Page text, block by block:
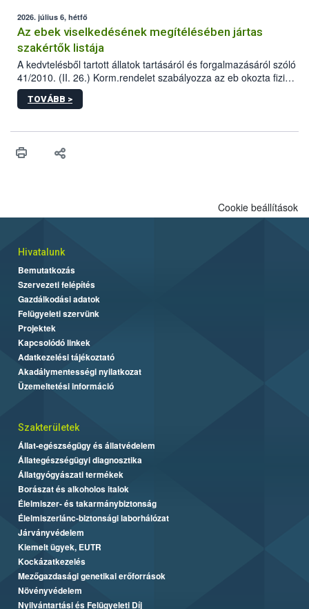
2026. július 6, hétfő
Az ebek viselkedésének megítélésében jártas
szakértők listája
A kedvtelésből tartott állatok tartásáról és forgalmazásáról szóló
41/2010. (II. 26.) Korm.rendelet szabályozza az eb okozta fizikai
sérülés, illetve ennek veszélye keletkezésekor felmerülő
hatósági feladatokat, valamint a veszélyes eb tartását és annak
vonni az ebek viselkedésének megítélésében jártas szakértőt.
TOVÁBB >
Cookie beállítások
Hivatalunk
Bemutatkozás
Szervezeti felépítés
Gazdálkodási adatok
Felügyeleti szervünk
Projektek
Kapcsolódó linkek
Adatkezelési tájékoztató
Akadálymentességi nyilatkozat
Üzemeltetési információ
Szakterületek
Állat-egészségügy és állatvédelem
Állategészségügyi diagnosztika
Állatgyógyászati termékek
Borászat és alkoholos italok
Élelmiszer- és takarmánybiztonság
Élelmiszerlánc-biztonsági laborhálózat
Járványvédelem
Kiemelt ügyek, EUTR
Kockázatkezelés
Mezőgazdasági genetikai erőforrások
Növényvédelem
Nyilvántartási és Felügyeleti Díj